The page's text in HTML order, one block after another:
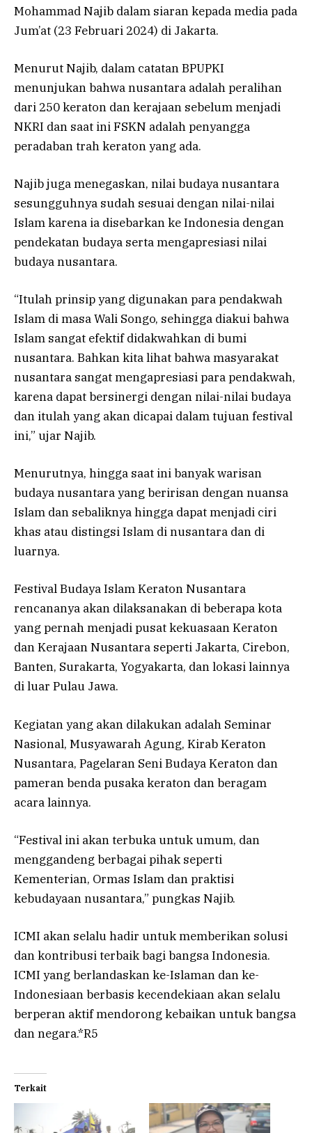
Mohammad Najib dalam siaran kepada media pada
Jum’at (23 Februari 2024) di Jakarta.
Menurut Najib, dalam catatan BPUPKI
menunjukan bahwa nusantara adalah peralihan
dari 250 keraton dan kerajaan sebelum menjadi
NKRI dan saat ini FSKN adalah penyangga
peradaban trah keraton yang ada.
Najib juga menegaskan, nilai budaya nusantara
sesungguhnya sudah sesuai dengan nilai-nilai
Islam karena ia disebarkan ke Indonesia dengan
pendekatan budaya serta mengapresiasi nilai
budaya nusantara.
“Itulah prinsip yang digunakan para pendakwah
Islam di masa Wali Songo, sehingga diakui bahwa
Islam sangat efektif didakwahkan di bumi
nusantara. Bahkan kita lihat bahwa masyarakat
nusantara sangat mengapresiasi para pendakwah,
karena dapat bersinergi dengan nilai-nilai budaya
dan itulah yang akan dicapai dalam tujuan festival
ini,” ujar Najib.
Menurutnya, hingga saat ini banyak warisan
budaya nusantara yang beririsan dengan nuansa
Islam dan sebaliknya hingga dapat menjadi ciri
khas atau distingsi Islam di nusantara dan di
luarnya.
Festival Budaya Islam Keraton Nusantara
rencananya akan dilaksanakan di beberapa kota
yang pernah menjadi pusat kekuasaan Keraton
dan Kerajaan Nusantara seperti Jakarta, Cirebon,
Banten, Surakarta, Yogyakarta, dan lokasi lainnya
di luar Pulau Jawa.
Kegiatan yang akan dilakukan adalah Seminar
Nasional, Musyawarah Agung, Kirab Keraton
Nusantara, Pagelaran Seni Budaya Keraton dan
pameran benda pusaka keraton dan beragam
acara lainnya.
“Festival ini akan terbuka untuk umum, dan
menggandeng berbagai pihak seperti
Kementerian, Ormas Islam dan praktisi
kebudayaan nusantara,” pungkas Najib.
ICMI akan selalu hadir untuk memberikan solusi
dan kontribusi terbaik bagi bangsa Indonesia.
ICMI yang berlandaskan ke-Islaman dan ke-
Indonesiaan berbasis kecendekiaan akan selalu
berperan aktif mendorong kebaikan untuk bangsa
dan negara.*R5
Terkait